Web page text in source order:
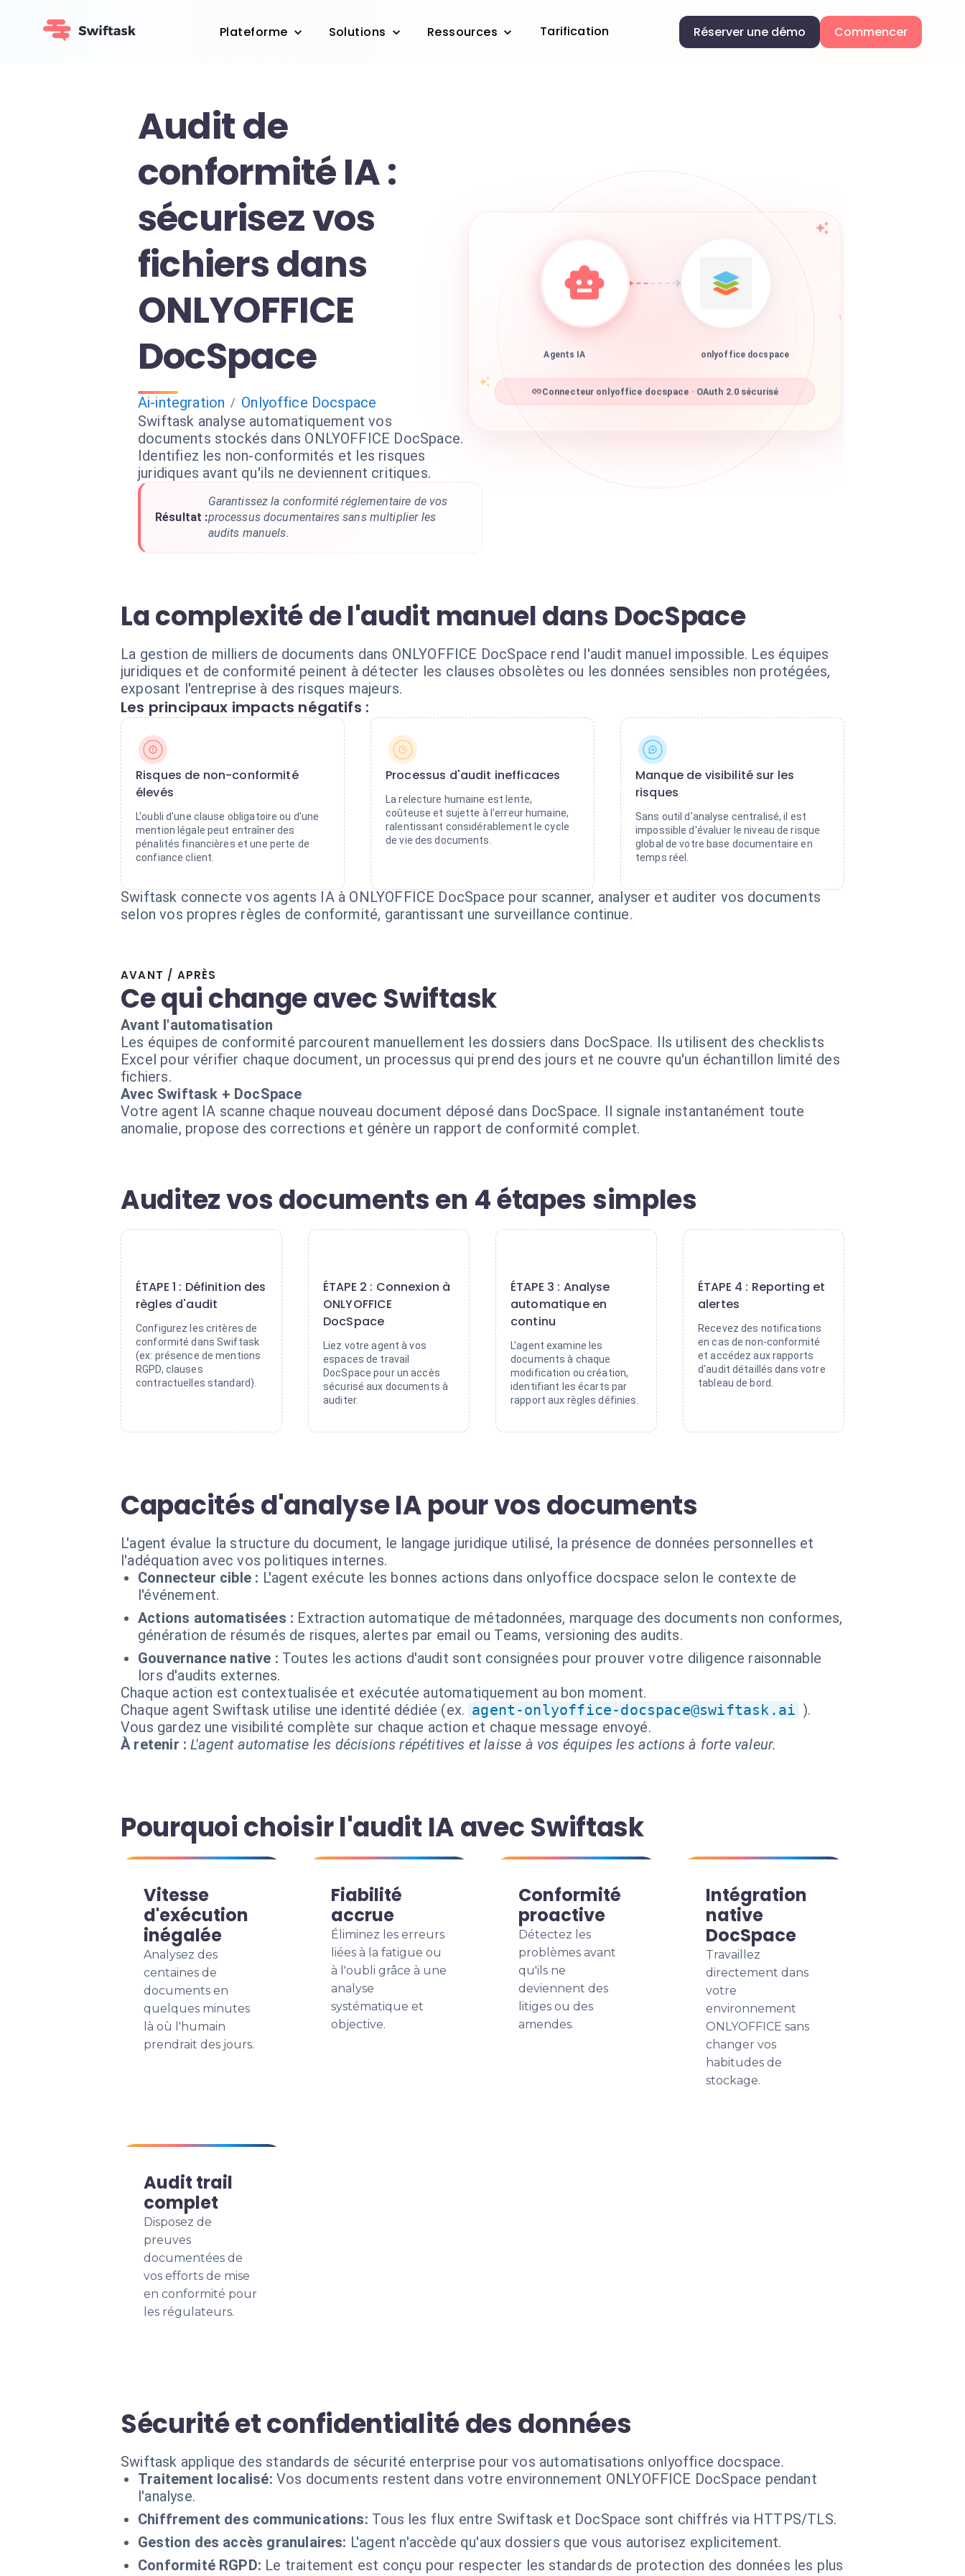
Plateforme Solutions Ressources Tarification Réserver une démo Commencer
Audit de
conformité IA :
sécurisez vos
fichiers dans
ONLYOFFICE
DocSpace
Ai-integration / Onlyoffice Docspace
Swiftask analyse automatiquement vos
documents stockés dans ONLYOFFICE DocSpace.
Identifiez les non-conformités et les risques
juridiques avant qu'ils ne deviennent critiques.
Résultat :
Garantissez la conformité réglementaire de vos
processus documentaires sans multiplier les
audits manuels.
Agents IA onlyoffice docspace
Connecteur onlyoffice docspace · OAuth 2.0 sécurisé
La complexité de l'audit manuel dans DocSpace
La gestion de milliers de documents dans ONLYOFFICE DocSpace rend l'audit manuel impossible. Les équipes
juridiques et de conformité peinent à détecter les clauses obsolètes ou les données sensibles non protégées,
exposant l'entreprise à des risques majeurs.
Les principaux impacts négatifs :
Risques de non-conformité
élevés
L'oubli d'une clause obligatoire ou d'une
mention légale peut entraîner des
pénalités financières et une perte de
confiance client.
Processus d'audit inefficaces
La relecture humaine est lente,
coûteuse et sujette à l'erreur humaine,
ralentissant considérablement le cycle
de vie des documents.
Manque de visibilité sur les
risques
Sans outil d'analyse centralisé, il est
impossible d'évaluer le niveau de risque
global de votre base documentaire en
temps réel.
Swiftask connecte vos agents IA à ONLYOFFICE DocSpace pour scanner, analyser et auditer vos documents
selon vos propres règles de conformité, garantissant une surveillance continue.
AVANT / APRÈS
Ce qui change avec Swiftask
Avant l'automatisation
Les équipes de conformité parcourent manuellement les dossiers dans DocSpace. Ils utilisent des checklists
Excel pour vérifier chaque document, un processus qui prend des jours et ne couvre qu'un échantillon limité des
fichiers.
Avec Swiftask + DocSpace
Votre agent IA scanne chaque nouveau document déposé dans DocSpace. Il signale instantanément toute
anomalie, propose des corrections et génère un rapport de conformité complet.
Auditez vos documents en 4 étapes simples
ÉTAPE 1 : Définition des
règles d'audit
Configurez les critères de
conformité dans Swiftask
(ex: présence de mentions
RGPD, clauses
contractuelles standard).
ÉTAPE 2 : Connexion à
ONLYOFFICE
DocSpace
Liez votre agent à vos
espaces de travail
DocSpace pour un accès
sécurisé aux documents à
auditer.
ÉTAPE 3 : Analyse
automatique en
continu
L'agent examine les
documents à chaque
modification ou création,
identifiant les écarts par
rapport aux règles définies.
ÉTAPE 4 : Reporting et
alertes
Recevez des notifications
en cas de non-conformité
et accédez aux rapports
d'audit détaillés dans votre
tableau de bord.
Capacités d'analyse IA pour vos documents
L'agent évalue la structure du document, le langage juridique utilisé, la présence de données personnelles et
l'adéquation avec vos politiques internes.
Connecteur cible : L'agent exécute les bonnes actions dans onlyoffice docspace selon le contexte de
l'événement.
Actions automatisées : Extraction automatique de métadonnées, marquage des documents non conformes,
génération de résumés de risques, alertes par email ou Teams, versioning des audits.
Gouvernance native : Toutes les actions d'audit sont consignées pour prouver votre diligence raisonnable
lors d'audits externes.
Chaque action est contextualisée et exécutée automatiquement au bon moment.
Chaque agent Swiftask utilise une identité dédiée (ex. agent-onlyoffice-docspace@swiftask.ai ).
Vous gardez une visibilité complète sur chaque action et chaque message envoyé.
À retenir : L'agent automatise les décisions répétitives et laisse à vos équipes les actions à forte valeur.
Pourquoi choisir l'audit IA avec Swiftask
Vitesse
d'exécution
inégalée
Analysez des
centaines de
documents en
quelques minutes
là où l'humain
prendrait des jours.
Fiabilité
accrue
Éliminez les erreurs
liées à la fatigue ou
à l'oubli grâce à une
analyse
systématique et
objective.
Conformité
proactive
Détectez les
problèmes avant
qu'ils ne
deviennent des
litiges ou des
amendes.
Intégration
native
DocSpace
Travaillez
directement dans
votre
environnement
ONLYOFFICE sans
changer vos
habitudes de
stockage.
Audit trail
complet
Disposez de
preuves
documentées de
vos efforts de mise
en conformité pour
les régulateurs.
Sécurité et confidentialité des données
Swiftask applique des standards de sécurité enterprise pour vos automatisations onlyoffice docspace.
Traitement localisé: Vos documents restent dans votre environnement ONLYOFFICE DocSpace pendant
l'analyse.
Chiffrement des communications: Tous les flux entre Swiftask et DocSpace sont chiffrés via HTTPS/TLS.
Gestion des accès granulaires: L'agent n'accède qu'aux dossiers que vous autorisez explicitement.
Conformité RGPD: Le traitement est conçu pour respecter les standards de protection des données les plus